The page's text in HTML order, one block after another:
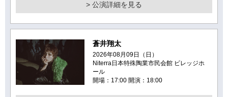
> 公演詳細を見る
蒼井翔太
2026年08月09日（日）
Niterra日本特殊陶業市民会館 ビレッジホ
ール
開場：17:00 開演：18:00